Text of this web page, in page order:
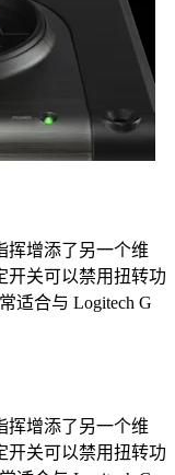
挥增添了另一个维
开关可以禁用扭转功
适合与 Logitech G
挥增添了另一个维
开关可以禁用扭转功